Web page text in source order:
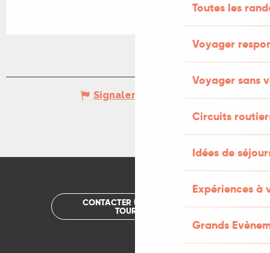
Toutes les
Voyager
Voyager sans
Circuits
Idées de
Expériences à
Grands
Signaler une erreur
CONTACTER UN OFFICE DE
TOURISME